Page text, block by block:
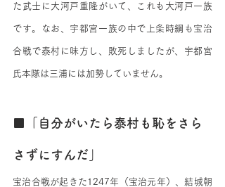
た武士に大河戸重隆がいて、これも大河戸一族
です。なお、宇都宮一族の中で上条時綱も宝治
合戦で泰村に味方し、敗死しましたが、宇都宮
氏本隊は三浦には加勢していません。
■「自分がいたら泰村も恥をさら
さずにすんだ」
宝治合戦が起きた1247年（宝治元年）、結城朝